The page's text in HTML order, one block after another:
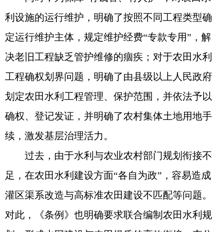
利设施的运行维护，明确了按照不同工程类型确
定运行维护主体，规定维护经费“专款专用”，解
决老旧工程缺乏管护维修的痼疾；对于农田水利
工程确权划界问题，明确了由县级以上人民政府
划定农田水利工程管理、保护范围，并依法予以
确权、登记发证，并明确了农村集体土地用地手
续，激发基层治理活力。
过去，由于水利与农业农村部门规划衔接不
足，在农田水利建设方面“各自为政”，容易造成
灌区渠系改造与高标准农田建设不匹配等问题。
对此，《条例》也明确要求联合编制农田水利规